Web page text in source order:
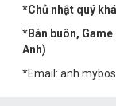
*Chủ nhật quý
*Bán buôn, Game
Anh)
*Email: